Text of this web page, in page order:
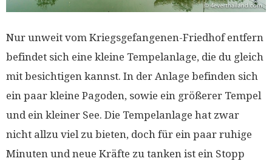
Nur unweit vom Kriegsgefangenen-Friedhof entfern
befindet sich eine kleine Tempelanlage, die du gleich
mit besichtigen kannst. In der Anlage befinden sich
ein paar kleine Pagoden, sowie ein größerer Tempel
und ein kleiner See. Die Tempelanlage hat zwar
nicht allzu viel zu bieten, doch für ein paar ruhige
Minuten und neue Kräfte zu tanken ist ein Stopp